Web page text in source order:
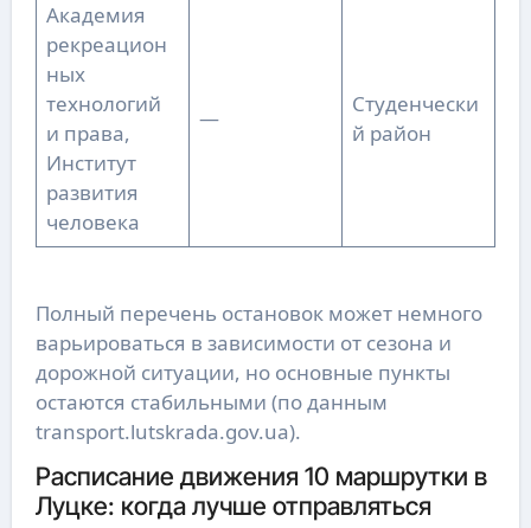
Академия
рекреацион
ных
технологий
и права,
Институт
развития
человека
—
Студенчески
й район
Полный перечень остановок может немного
варьироваться в зависимости от сезона и
дорожной ситуации, но основные пункты
остаются стабильными (по данным
transport.lutskrada.gov.ua).
Расписание движения 10 маршрутки в
Луцке: когда лучше отправляться